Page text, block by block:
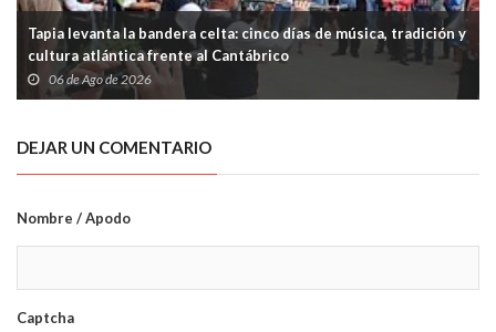
Tapia levanta la bandera celta: cinco días de música, tradición y
cultura atlántica frente al Cantábrico
06 de Ago de 2026
DEJAR UN COMENTARIO
Nombre / Apodo
Captcha